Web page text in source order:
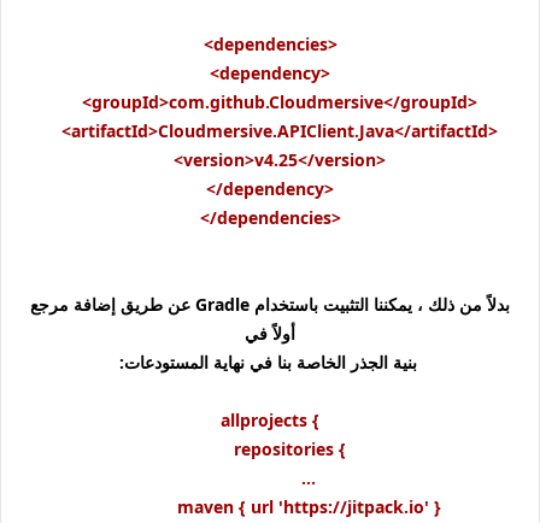
<dependencies>
<dependency>
<groupId>com.github.Cloudmersive</groupId>
<artifactId>Cloudmersive.APIClient.Java</artifactId>
<version>v4.25</version>
</dependency>
</dependencies>
بدلاً من ذلك ، يمكننا التثبيت باستخدام Gradle عن طريق إضافة مرجع
أولاً في
بنية الجذر الخاصة بنا في نهاية المستودعات:
allprojects {
repositories {
...
maven { url 'https://jitpack.io' }